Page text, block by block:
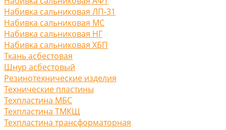
Набивка сальниковая ЛП-31
Набивка сальниковая МС
Набивка сальниковая НГ
Набивка сальниковая ХБП
Ткань асбестовая
Шнур асбестовый
Резинотехнические изделия
Технические пластины
Техпластина МБС
Техпластина ТМКЩ
Техпластина трансформаторная